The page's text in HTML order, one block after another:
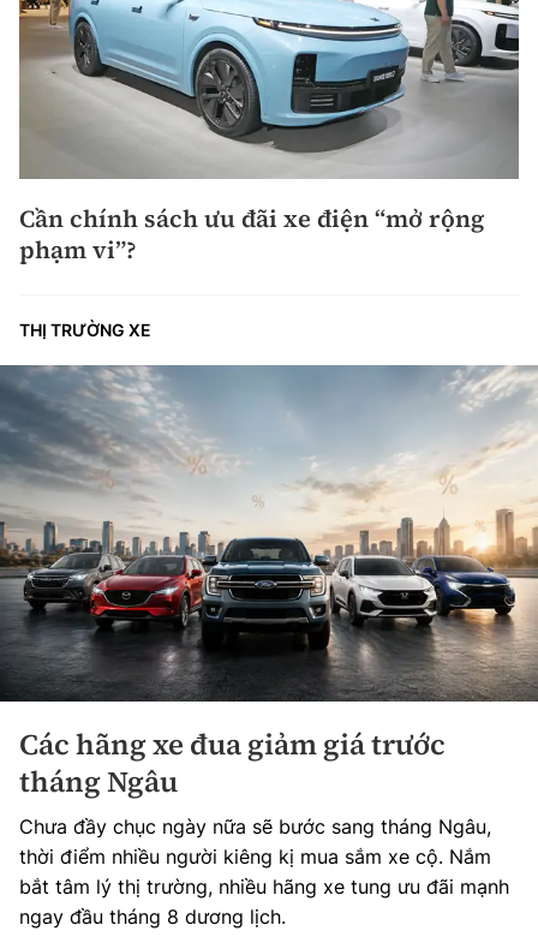
Cần chính sách ưu đãi xe điện “mở rộng
phạm vi”?
THỊ TRƯỜNG XE
Các hãng xe đua giảm giá trước
tháng Ngâu
Chưa đầy chục ngày nữa sẽ bước sang tháng Ngâu,
thời điểm nhiều người kiêng kị mua sắm xe cộ. Nắm
bắt tâm lý thị trường, nhiều hãng xe tung ưu đãi mạnh
ngay đầu tháng 8 dương lịch.